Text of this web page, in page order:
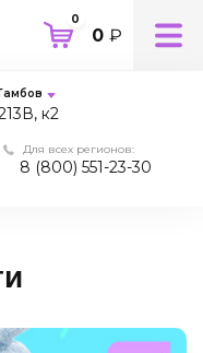
0
0 ₽
к2
Для всех регионов:
8 (800) 551-23-30